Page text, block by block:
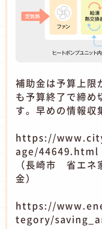
補助金は予算上限
も予算終了で締め
す。早めの情報収
https://
age/44649.html
（長崎市 省エネ
金）
https://
tegory/